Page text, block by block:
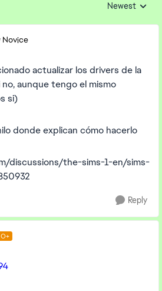
Replies sorted
Newest
Novice
actualizar los drivers de la
aunque tengo el mismo
si)
donde explican cómo hacerlo
discussions/the-sims-1-en/sims-
Reply